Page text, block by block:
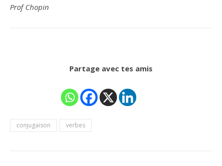
Prof Chopin
Partage avec tes amis
conjugaison verbes